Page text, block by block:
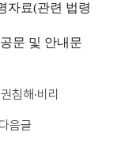
자료(관련 법령
공문 및 안내문
침해·비리
다음글